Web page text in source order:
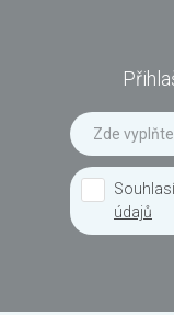
údajů